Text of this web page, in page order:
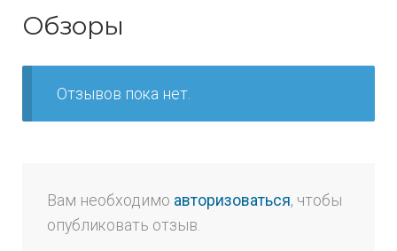
Обзоры
Отзывов пока нет.
Вам необходимо авторизоваться, чтобы
опубликовать отзыв.